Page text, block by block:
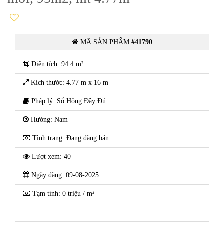
MÃ SẢN PHẨM #41790
Diện tích: 94.4 m²
Kích thước: 4.77 m x 16 m
Pháp lý: Sổ Hồng Đầy Đủ
Hướng: Nam
Tình trạng: Đang đăng bán
Lượt xem: 40
Ngày đăng: 09-08-2025
Tạm tính: 0 triệu / m²